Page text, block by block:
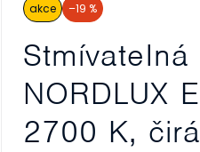
NORDLUX
2700 K, čirá
akce –19 %